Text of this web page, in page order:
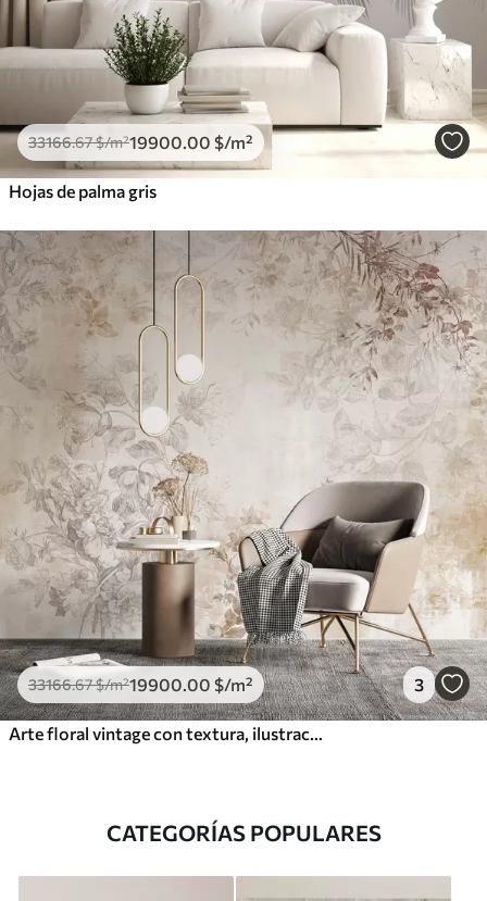
33166.67$/m²19900 .00 $/m²
Hojas de palma gris
33166.67$/m²19900 .00 $/m² 3
CATEGORÍAS POPULARES